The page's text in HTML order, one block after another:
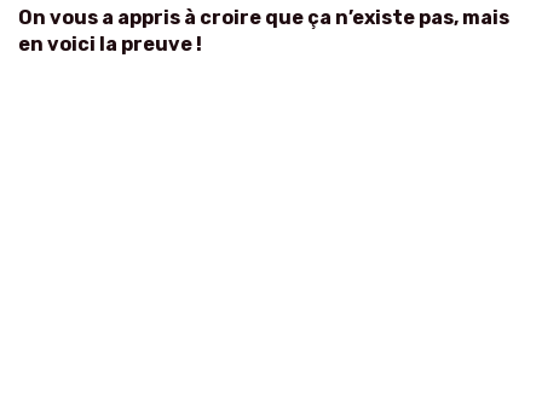
On vous a appris à croire que ça n’existe pas, mais
en voici la preuve !